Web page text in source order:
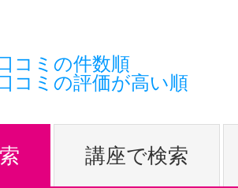
体験レッス
やりたいこ
コミの件数順
コミの評価が高い順
講座で検索